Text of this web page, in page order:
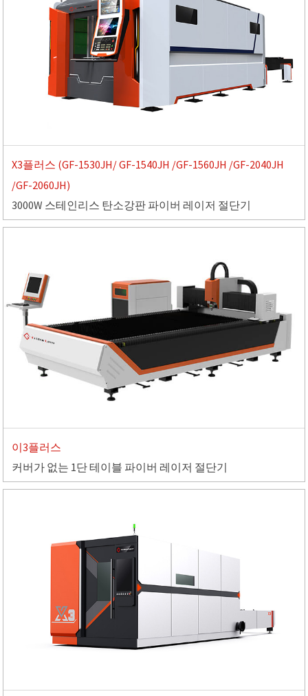
X3플러스 (GF-1530JH/ GF-1540JH /GF-1560JH /GF-2040JH
/GF-2060JH)
3000W 스테인리스 탄소강판 파이버 레이저 절단기
이3플러스
커버가 없는 1단 테이블 파이버 레이저 절단기